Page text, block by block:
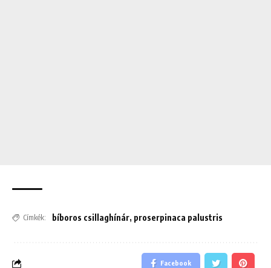
Címkék: bíboros csillaghínár, proserpinaca palustris
Facebook